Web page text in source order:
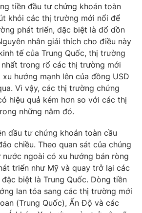
Tấm lòng Việt
Vươn mình bằng AI
VTV8
English
Truyền hình Việt Nam
tiền đầu tư chứng khoán toàn
khỏi các thị trường mới nổi để
phát triển, đặc biệt là đổ dồn
nhân giải thích cho điều này
tế của Trung Quốc, thị trường
trong rổ các thị trường mới
hướng mạnh lên của đồng USD
Vì vậy, các thị trường chứng
hiệu quả kém hơn so với các thị
những năm đó.
đầu tư chứng khoán toàn cầu
chiều. Theo quan sát của chúng
ngoài có xu hướng bán ròng
triển như Mỹ và quay trở lại các
biệt là Trung Quốc. Dòng tiền
lan tỏa sang các thị trường mới
(Trung Quốc), Ấn Độ và các